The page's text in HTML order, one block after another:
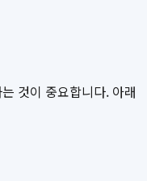
것이 중요합니다. 아래